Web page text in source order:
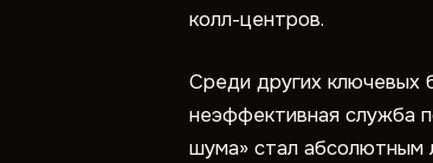
колл-центров.
Среди других ключевых
неэффективная служба
шума» стал абсолютным